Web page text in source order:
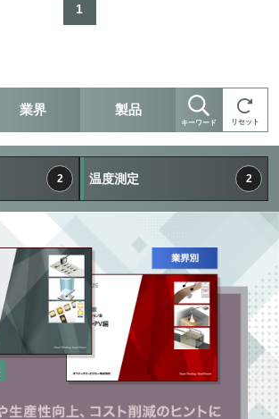
1
業界 製品
キーワード リセット
2 温度測定 2